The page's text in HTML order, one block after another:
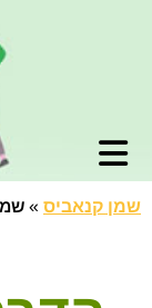
שמן קנאביס »